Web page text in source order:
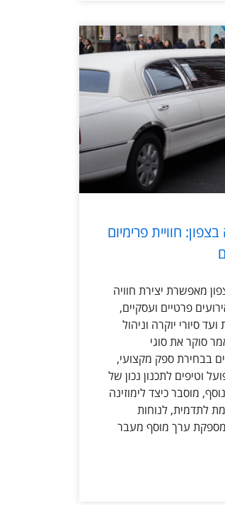
חוויית פרימיום
מאפשרת יצירת חוויה
פרטיים ועסקיים,
סיורי יוקרה וניהול
סוקר את סוגי
בבחירת ספק מקצועי,
וטיפים לתכנון נכון של
מוסבר כיצד לימוזינה
לתדמית, לנוחות
ערך מוסף מעבר